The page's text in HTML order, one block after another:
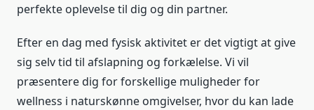
perfekte oplevelse til dig og din partner.
Efter en dag med fysisk aktivitet er det vigtigt at give
sig selv tid til afslapning og forkælelse. Vi vil
præsentere dig for forskellige muligheder for
wellness i naturskønne omgivelser, hvor du kan lade